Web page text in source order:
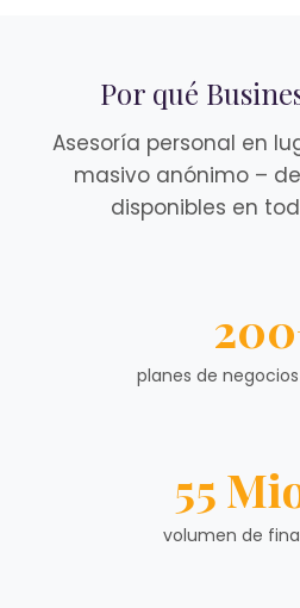
Por qué
Asesoría personal en
masivo anónimo –
disponibles en
planes de
55
volumen de